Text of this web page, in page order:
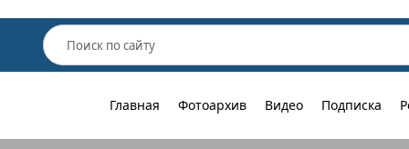
Главная Фотоархив Видео Подписка